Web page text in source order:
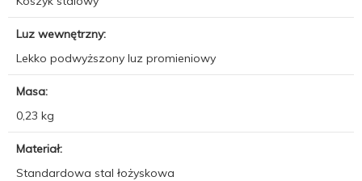
Luz wewnętrzny:
Lekko podwyższony luz promieniowy
Masa:
0,23 kg
Materiał:
Standardowa stal łożyskowa